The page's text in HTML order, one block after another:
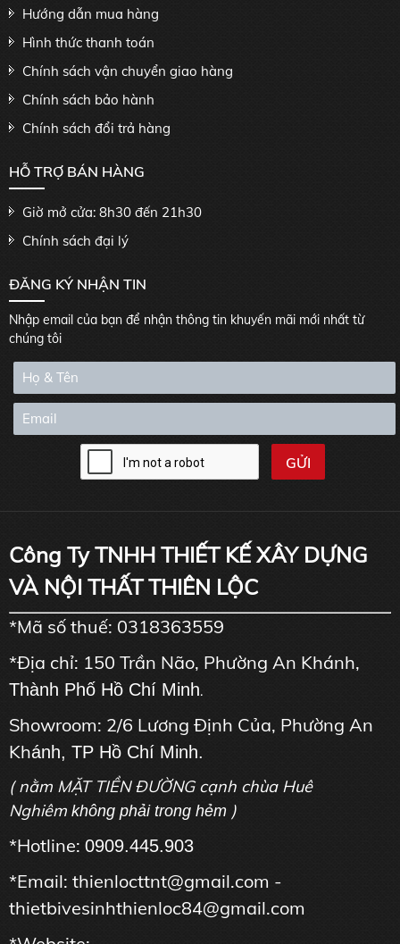
Hướng dẫn mua hàng
Hình thức thanh toán
Chính sách vận chuyển giao hàng
Chính sách bảo hành
Chính sách đổi trả hàng
HỖ TRỢ BÁN HÀNG
Giờ mở cửa: 8h30 đến 21h30
Chính sách đại lý
ĐĂNG KÝ NHẬN TIN
Nhập email của bạn để nhận thông tin khuyến mãi mới nhất từ
chúng tôi
Công Ty TNHH THIẾT KẾ XÂY DỰNG
VÀ NỘI THẤT THIÊN LỘC
*Mã số thuế: 0318363559
*Địa chỉ: 150 Trần Não, Phường An Khánh,
Thành Phố Hồ Chí Minh.
Showroom: 2/6 Lương Định Của, Phường An
Khánh, TP Hồ Chí Minh.
( nằm MẶT TIỀN ĐƯỜNG cạnh chùa Huê
Nghiêm không phải trong hẻm )
*Hotline: 0909.445.903
*Email: thienlocttnt@gmail.com -
thietbivesinhthienloc84@gmail.com